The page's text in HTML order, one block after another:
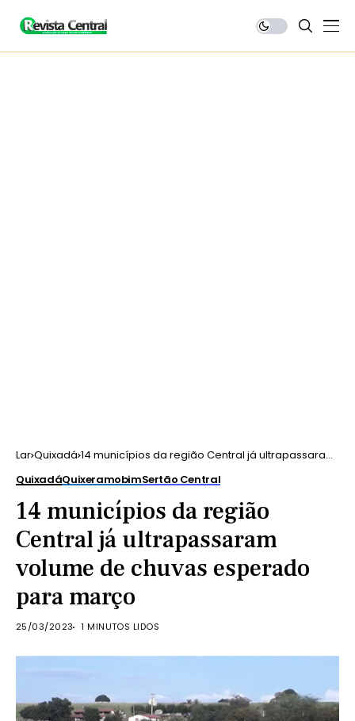
Lar Quixadá 14 municípios da região Central já ultrapassaram
QuixadáQuixeramobimSertão Central
14 municípios da região
Central já ultrapassaram
volume de chuvas esperado
para março
25/03/2023 1 MINUTOS LIDOS